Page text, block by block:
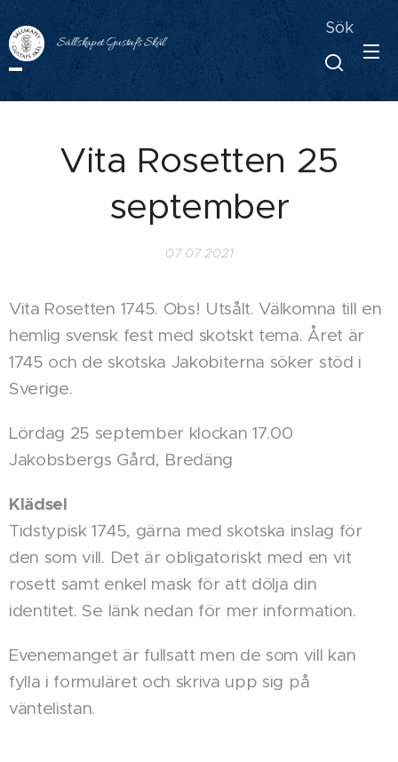
Sällskapet Gustafs Skål
Sök
Vita Rosetten 25
september
07.07.2021
Vita Rosetten 1745. Obs! Utsålt. Välkomna till en
hemlig svensk fest med skotskt tema. Året är
1745 och de skotska Jakobiterna söker stöd i
Sverige.
Lördag 25 september klockan 17.00
Jakobsbergs Gård, Bredäng
Klädsel
Tidstypisk 1745, gärna med skotska inslag för
den som vill. Det är obligatoriskt med en vit
rosett samt enkel mask för att dölja din
identitet. Se länk nedan för mer information.
Evenemanget är fullsatt men de som vill kan
fylla i formuläret och skriva upp sig på
väntelistan.